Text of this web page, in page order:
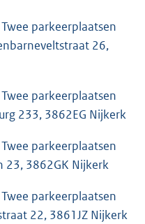
parkeerplaatsen
26,
parkeerplaatsen
233, 3862EG Nijkerk
parkeerplaatsen
23, 3862GK Nijkerk
parkeerplaatsen
22, 3861JZ Nijkerk